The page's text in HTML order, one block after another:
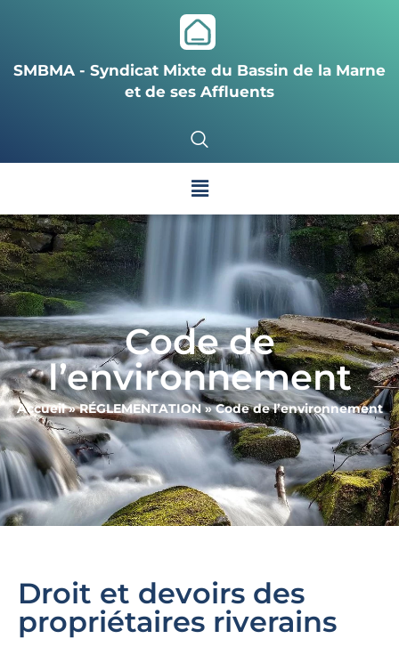
SMBMA - Syndicat Mixte du Bassin de la Marne
et de ses Affluents
Code de
l’environnement
Accueil»RÉGLEMENTATION»Code de l’environnement
Droit et devoirs des
propriétaires riverains